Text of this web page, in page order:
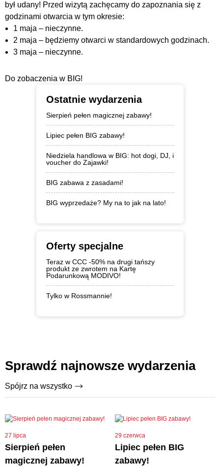
był udany! Przed wizytą zachęcamy do zapoznania się z
godzinami otwarcia w tym okresie:
1 maja – nieczynne.
2 maja – będziemy otwarci w standardowych godzinach.
3 maja – nieczynne.
Do zobaczenia w BIG!
Ostatnie wydarzenia
Sierpień pełen magicznej zabawy!
Lipiec pełen BIG zabawy!
Niedziela handlowa w BIG: hot dogi, DJ, i
voucher do Zajawki!
BIG zabawa z zasadami!
BIG wyprzedaże? My na to jak na lato!
Oferty specjalne
Teraz w CCC -50% na drugi tańszy
produkt ze zwrotem na Kartę
Podarunkową MODIVO!
Tylko w Rossmannie!
Sprawdź najnowsze wydarzenia
Spójrz na wszystko
27 lipca
Sierpień pełen
magicznej zabawy!
29 czerwca
Lipiec pełen BIG
zabawy!